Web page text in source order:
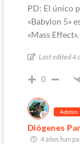
PD: El único
«Babylon 5»
«Mass Effect».
Last edited 4
0
Admin
Diógenes
4 años han